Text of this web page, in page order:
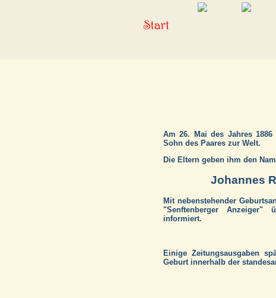
Am 26. Mai des Jahres
Sohn des Paares zur Welt.
Die Eltern geben ihm den
Johannes
Mit nebenstehender
"Senftenberger Anzeiger"
informiert.
Einige Zeitungsausgaben
Geburt innerhalb der